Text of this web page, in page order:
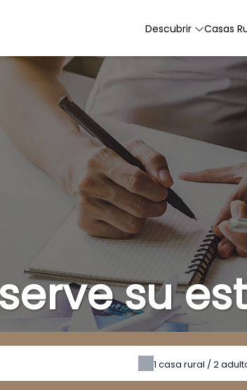
Descubrir Casas
su
1 casa rural /2